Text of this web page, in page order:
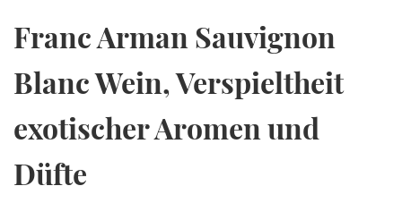
Franc Arman Sauvignon
Blanc Wein, Verspieltheit
exotischer Aromen und
Düfte